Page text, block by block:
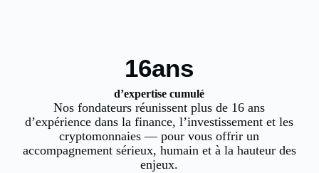
16ans
d’expertise cumulé
Nos fondateurs réunissent plus de 16 ans
d’expérience dans la finance, l’investissement et les
cryptomonnaies — pour vous offrir un
accompagnement sérieux, humain et à la hauteur des
enjeux.